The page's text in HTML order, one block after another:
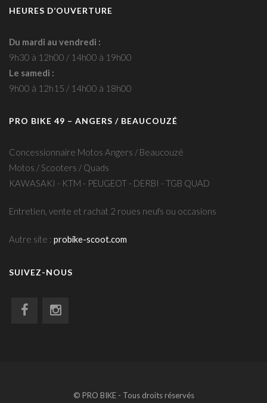
HEURES D’OUVERTURE
Du mardi au vendredi :
9h30 à 12h00 / 14h00 à 19h00
Le samedi :
9h00 à 12h15 / 14h00 à 18h00
PRO BIKE 49 – ANGERS / BEAUCOUZÉ
Concessionnaire Motos Angers / Beaucouzé
Motos / Scooters / Quads
KAWASAKI - KTM - PEUGEOT - DERBI - TGB QUAD
Entretien, vente et rachat 2 roues neufs ou occasions
Autre site : probike-scoot.com
SUIVEZ-NOUS
© PRO BIKE - Tous droits réservés